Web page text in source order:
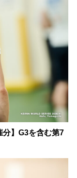
分】G3を含む第7